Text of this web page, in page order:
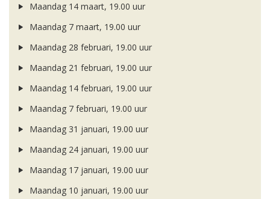
Maandag 14 maart, 19.00 uur
Maandag 7 maart, 19.00 uur
Maandag 28 februari, 19.00 uur
Maandag 21 februari, 19.00 uur
Maandag 14 februari, 19.00 uur
Maandag 7 februari, 19.00 uur
Maandag 31 januari, 19.00 uur
Maandag 24 januari, 19.00 uur
Maandag 17 januari, 19.00 uur
Maandag 10 januari, 19.00 uur